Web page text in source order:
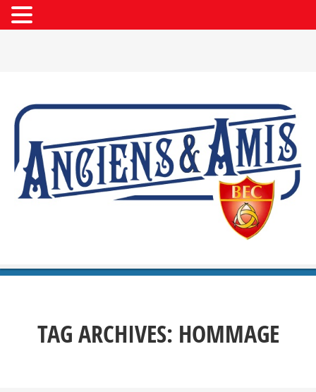
TAG ARCHIVES: HOMMAGE